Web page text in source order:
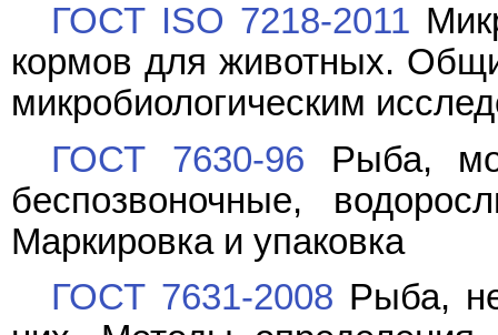
ГОСТ ISO 7218-2011
кормов для животных.
микробиологическим
ГОСТ 7630-96 Рыба,
беспозвоночные,
Маркировка и упаковка
ГОСТ 7631-2008 Рыба,